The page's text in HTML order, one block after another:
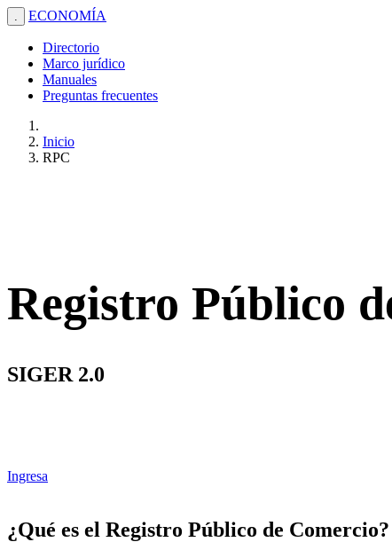
. ECONOMÍA
Directorio
Marco jurídico
Manuales
Preguntas frecuentes
Inicio
RPC
Registro Público
SIGER 2.0
Ingresa
¿Qué es el Registro Público de Comercio?